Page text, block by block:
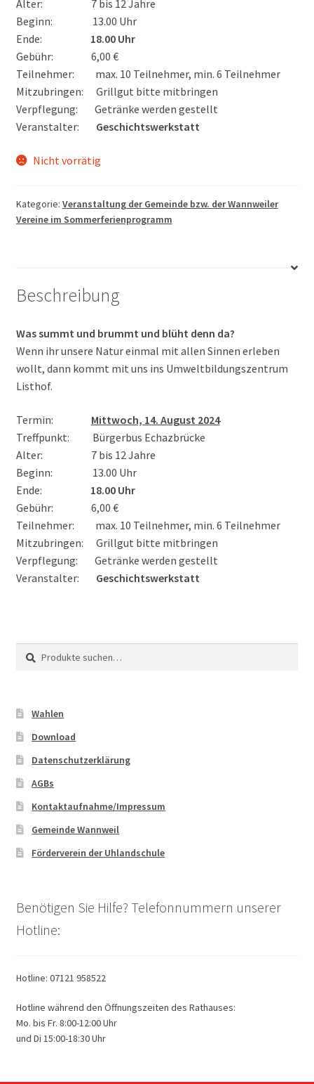
Alter: 7 bis 12 Jahre
Beginn: 13.00 Uhr
Ende: 18.00 Uhr
Gebühr: 6,00 €
Teilnehmer: max. 10 Teilnehmer, min. 6 Teilnehmer
Mitzubringen:
Grillgut bitte mitbringen
Verpflegung: Getränke werden gestellt
Veranstalter: Geschichtswerkstatt
Nicht vorrätig
Kategorie: Veranstaltung der Gemeinde bzw. der Wannweiler
Vereine im Sommerferienprogramm
Beschreibung
Was summt und brummt und blüht denn da?
Wenn ihr unsere Natur einmal mit allen Sinnen erleben
wollt, dann kommt mit uns ins Umweltbildungszentrum
Listhof.
Termin: Mittwoch, 14. August 2024
Treffpunkt: Bürgerbus Echazbrücke
Alter: 7 bis 12 Jahre
Beginn: 13.00 Uhr
Ende: 18.00 Uhr
Gebühr: 6,00 €
Teilnehmer: max. 10 Teilnehmer, min. 6 Teilnehmer
Mitzubringen:
Grillgut bitte mitbringen
Verpflegung: Getränke werden gestellt
Veranstalter: Geschichtswerkstatt
Suche
nach:
Suche
Wahlen
Download
Datenschutzerklärung
AGBs
Kontaktaufnahme/Impressum
Gemeinde Wannweil
Förderverein der Uhlandschule
Benötigen Sie Hilfe? Telefonnummern unserer
Hotline:
Hotline: 07121 958522
Hotline während den Öffnungszeiten des Rathauses:
Mo. bis Fr. 8:00-12:00 Uhr
und Di 15:00-18:30 Uhr